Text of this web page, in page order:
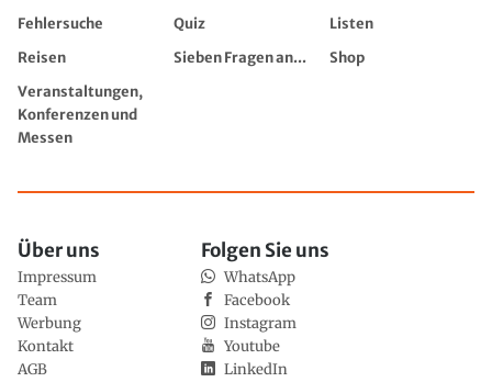
Fehlersuche
Quiz
Listen
Reisen
Sieben Fragen an...
Shop
Veranstaltungen,
Konferenzen und
Messen
Über uns
Impressum
Team
Werbung
Kontakt
AGB
Folgen Sie uns
WhatsApp
Facebook
Instagram
Youtube
LinkedIn